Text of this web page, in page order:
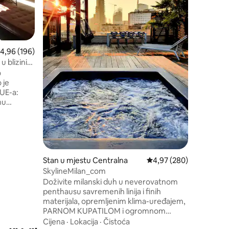
ocjena 4,96 od 5, recenzija: 196
4,96 (196)
blizini
a:
Stan u mjestu Centralna prosječna ocjena 4,97
4,97 (280)
SkylineMilan_com
Doživite milanski duh u neverovatnom
penthausu savremenih linija i finih
materijala, opremljenim klima-uređajem,
PARNOM KUPATILOM i ogromnom
terasom sa pogledom na milansku
Cijena · Lokacija · Čistoća